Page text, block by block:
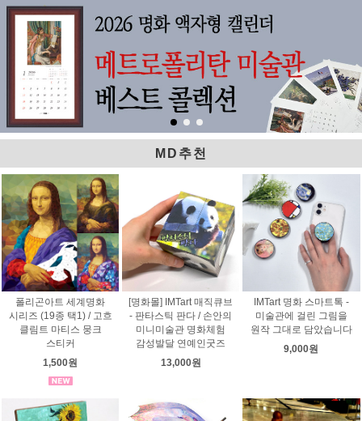
MD추천
폴리곤아트 세계명화
시리즈 (19종 택1) / 고흐
클림트 마티스 뭉크
스티커
1,500원
[명화몰] IMTart 매직큐브
- 판타스틱 판다 / 손안의
미니미술관 명화체험
감성발달 연예인굿즈
13,000원
IMTart 명화 스마트톡 -
미술관에 걸린 그림을
원작 그대로 담았습니다
9,000원